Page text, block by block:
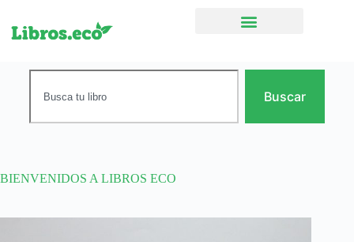
Buscar
BIENVENIDOS A LIBROS ECO